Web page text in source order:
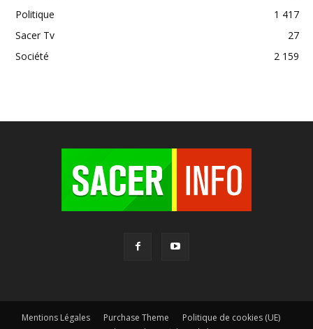
Politique
1 417
Sacer Tv
27
Société
2 159
Mentions Légales Purchase Theme
Politique de cookies (UE)